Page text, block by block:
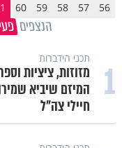
56
57
58
59
60
הנצפים
1 תכני הידברות
מזוזות, ציציות
המיזם שיביא
חיילי צה"ל